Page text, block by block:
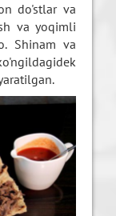
do'stlar va
va yoqimli
Shinam va